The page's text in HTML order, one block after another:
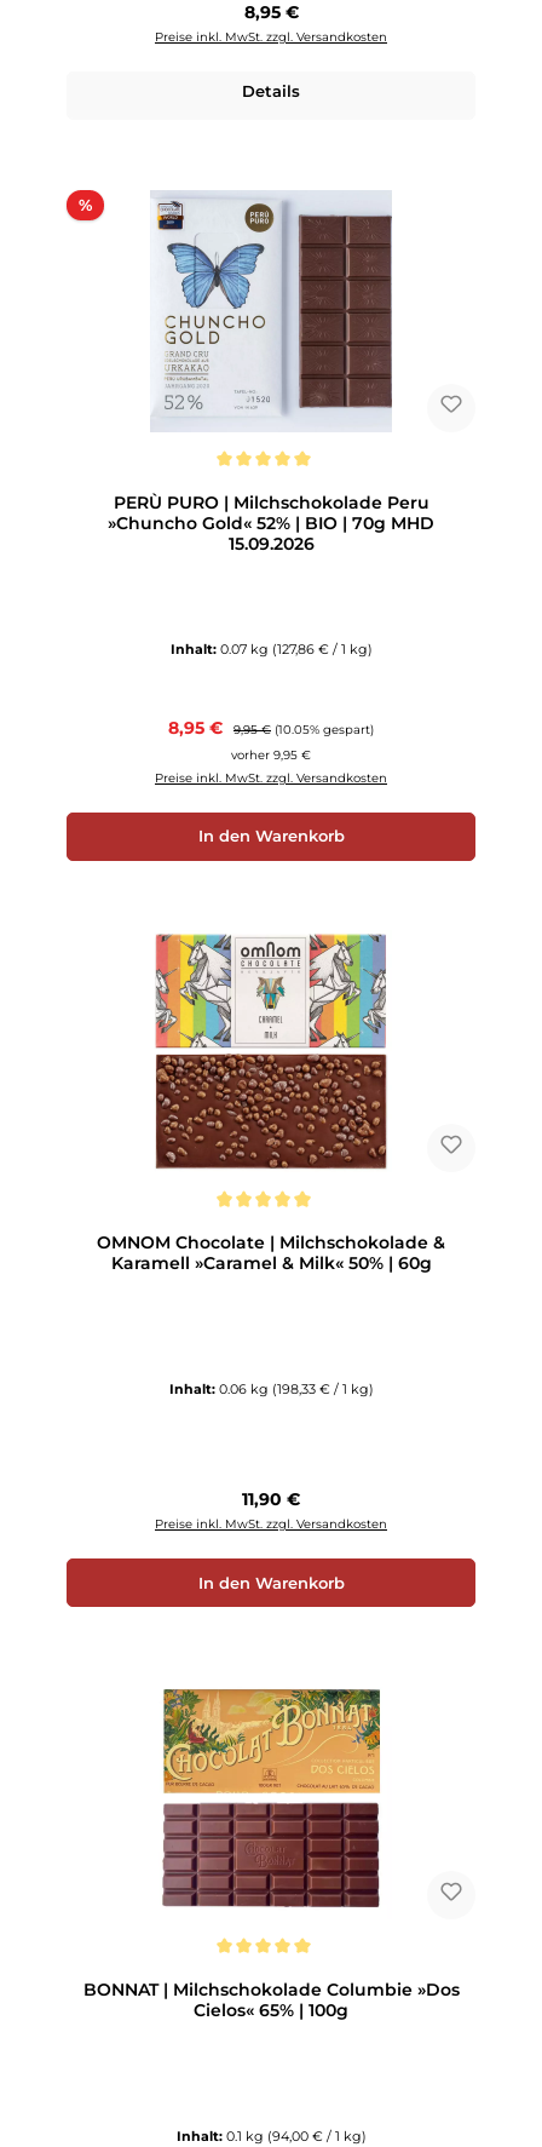
Regulärer Preis:
8,95 €
Preise inkl. MwSt. zzgl. Versandkosten
Details
%Rabatt
PERÙ PURO | Milchschokolade Peru
»Chuncho Gold« 52% | BIO | 70g MHD
15.09.2026
Inhalt: 0.07 kg (127,86 € / 1 kg)
Verkaufspreis:
8,95 € Regulärer Preis:
9,95 € (10.05% gespart)
vorher 9,95 €
Preise inkl. MwSt. zzgl. Versandkosten
In den Warenkorb
OMNOM Chocolate | Milchschokolade &
Karamell »Caramel & Milk« 50% | 60g
Inhalt: 0.06 kg (198,33 € / 1 kg)
Regulärer Preis:
11,90 €
Preise inkl. MwSt. zzgl. Versandkosten
In den Warenkorb
BONNAT | Milchschokolade Columbie »Dos
Cielos« 65% | 100g
Inhalt: 0.1 kg (94,00 € / 1 kg)